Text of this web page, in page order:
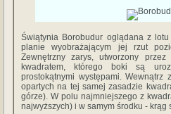
Świątynia Borobudur oglądana z
planie wyobrażającym jej rzut
Zewnętrzny zarys, utworzony
kwadratem, którego boki są
prostokątnymi występami.
opartych na tej samej zasadzie
górze). W polu najmniejszego z
najwyższych) i w samym środku -